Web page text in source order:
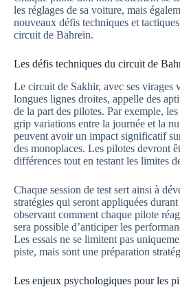
les réglages de sa voiture, mais
nouveaux défis techniques et
circuit de Bahreïn.
Les défis techniques du circuit de
Le circuit de Sakhir, avec ses virages
longues lignes droites, appelle des
de la part des pilotes. Par exemple,
grip variations entre la journée et la
peuvent avoir un impact significatif
des monoplaces. Les pilotes devront
différences tout en testant les limites
Chaque session de test sert ainsi à
stratégies qui seront appliquées
observant comment chaque pilote
sera possible d’anticiper les
Les essais ne se limitent pas
piste, mais sont une préparation
Les enjeux psychologiques pour les